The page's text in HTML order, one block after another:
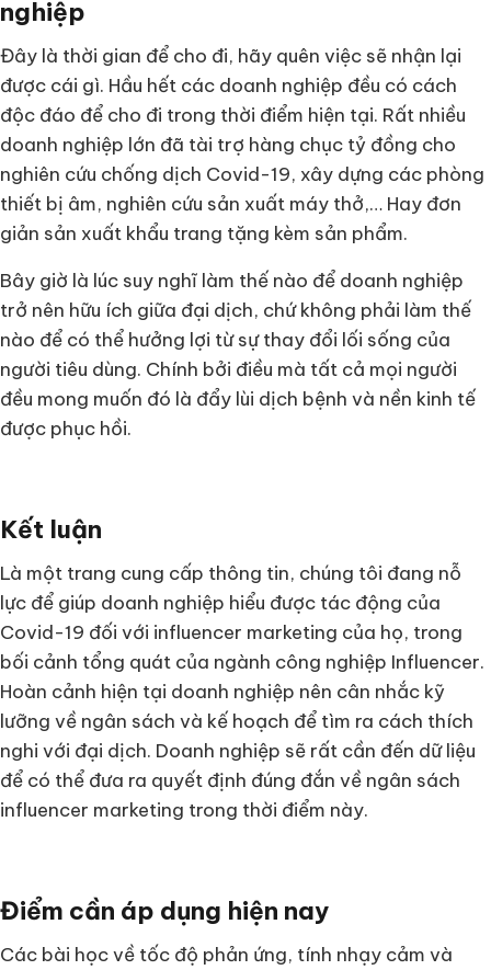
nghiệp
Đây là thời gian để cho đi, hãy quên việc sẽ nhận lại
được cái gì. Hầu hết các doanh nghiệp đều có cách
độc đáo để cho đi trong thời điểm hiện tại. Rất nhiều
doanh nghiệp lớn đã tài trợ hàng chục tỷ đồng cho
nghiên cứu chống dịch Covid-19, xây dựng các phòng
thiết bị âm, nghiên cứu sản xuất máy thở,… Hay đơn
giản sản xuất khẩu trang tặng kèm sản phẩm.
Bây giờ là lúc suy nghĩ làm thế nào để doanh nghiệp
trở nên hữu ích giữa đại dịch, chứ không phải làm thế
nào để có thể hưởng lợi từ sự thay đổi lối sống của
người tiêu dùng. Chính bởi điều mà tất cả mọi người
đều mong muốn đó là đẩy lùi dịch bệnh và nền kinh tế
được phục hồi.
Kết luận
Là một trang cung cấp thông tin, chúng tôi đang nỗ
lực để giúp doanh nghiệp hiểu được tác động của
Covid-19 đối với influencer marketing của họ, trong
bối cảnh tổng quát của ngành công nghiệp Influencer.
Hoàn cảnh hiện tại doanh nghiệp nên cân nhắc kỹ
lưỡng về ngân sách và kế hoạch để tìm ra cách thích
nghi với đại dịch. Doanh nghiệp sẽ rất cần đến dữ liệu
để có thể đưa ra quyết định đúng đắn về ngân sách
influencer marketing trong thời điểm này.
Điểm cần áp dụng hiện nay
Các bài học về tốc độ phản ứng, tính nhạy cảm và